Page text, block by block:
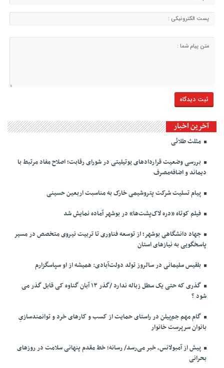
آخرین اخبار
مثلث طلائی
بررسی وضعیت قراردادهای یوتیلیتی در شورای رقابت؛ اصلاح مفاد مرتبط با
دیماند و اضافه‌مصرف
پیام تسلیت شرکت پتروشیمی خارک به مناسبت اربعین حسینی
فیلم کوتاه «دره لاک‌پشت‌ها» در بوشهر آماده نمایش شد
جهاد دانشگاهی بوشهر؛ از توسعه فناوری تا تربیت نیروی متخصص در مسیر
پاسخگویی به نیازهای استان
بلقیس سلیمانی در سالروز تولد دولت‌آبادی: همیشه از او سپاسگزارم
گذری که حتی یک سطل زباله ندارد /گذر ۱۳ آبان گناوه کی قابل گذر می
شود ؟
گام مهم جم‌پیلن در راستای حمایت از کسب و کارهای خرد و توانمندسازیِ
بانوان سرپرست خانوار
پیش از آمبولانس، خبر می‌رسد/ رسانه؛ خط مقدم پنهانی سلامت در روزهای
بحرانی